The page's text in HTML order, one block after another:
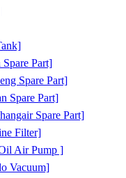
Part]
Spare Part]
Part]
Spare Part]
Filter]
Air Pump ]
Vacuum]